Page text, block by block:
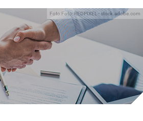
Foto:Foto: REDPIXEL - stock.adobe.com